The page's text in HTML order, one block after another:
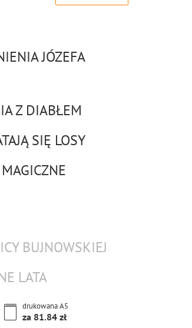
JÓZEFA
Z DIABŁEM
SIĘ LOSY
BUJNOWSKIEJ
LATA
drukowanaA5
za 81.84